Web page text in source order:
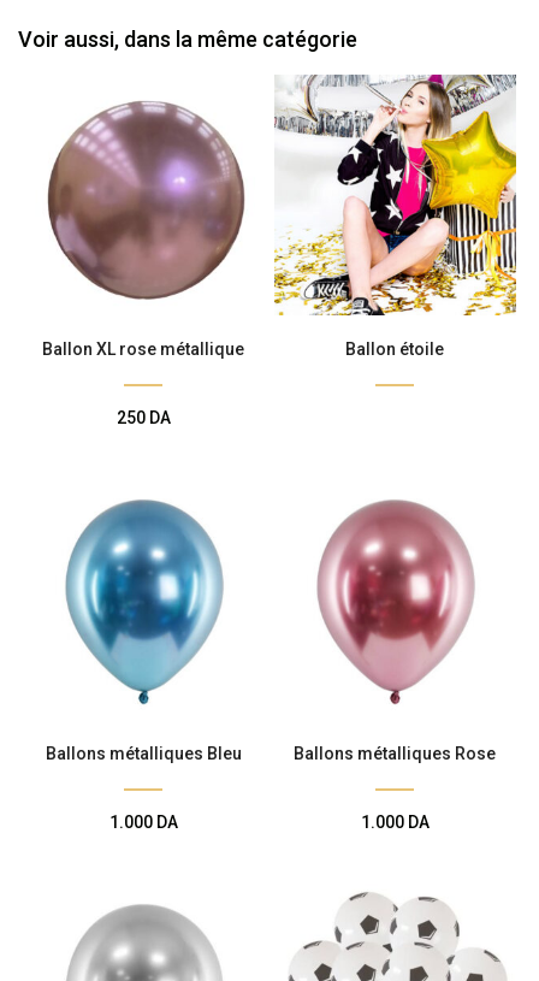
Voir aussi, dans la même catégorie
Ballon XL rose métallique
250 DA
Ballon étoile
Ballons métalliques Bleu
1.000 DA
Ballons métalliques Rose
1.000 DA